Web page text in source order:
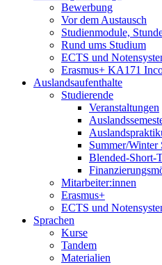
Bewerbung
Vor dem Austausch
Studienmodule,
Rund ums Studium
ECTS und
Erasmus+ KA171
Auslandsaufenthalte
Studierende
Veranstaltungen
Summer/Winter
Blended-Short-
Mitarbeiter:innen
Erasmus+
ECTS und
Sprachen
Kurse
Tandem
Materialien